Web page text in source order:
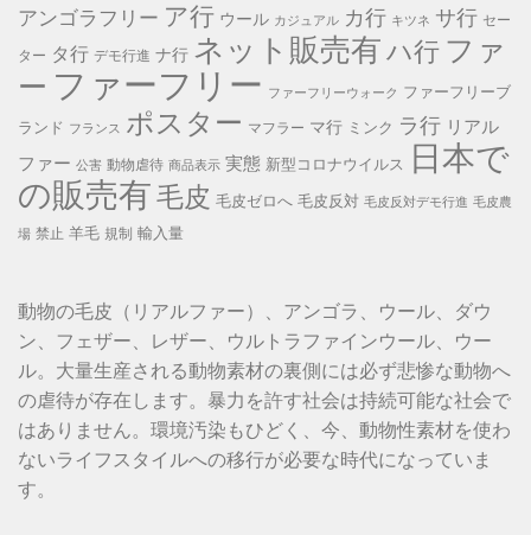
アンゴラフリー ア行 ウール カジュアル カ行 キツネ サ行 セー
ター タ行 デモ行進 ナ行 ネット販売有ハ行 ファ
ー ファーフリー ファーフリーウォーク ファーフリーブ
ランド フランス ポスター マフラー マ行 ミンク ラ行 リアル
ファー 公害 動物虐待 商品表示 実態 新型コロナウイルス
日本で
の販売有毛皮 毛皮ゼロへ 毛皮反対 毛皮反対デモ行進 毛皮農
場 禁止 羊毛 規制 輸入量
動物の毛皮（リアルファー）、アンゴラ、ウール、ダウ
ン、フェザー、レザー、ウルトラファインウール、ウー
ル。大量生産される動物素材の裏側には必ず悲惨な動物へ
の虐待が存在します。暴力を許す社会は持続可能な社会で
はありません。環境汚染もひどく、今、動物性素材を使わ
ないライフスタイルへの移行が必要な時代になっていま
す。